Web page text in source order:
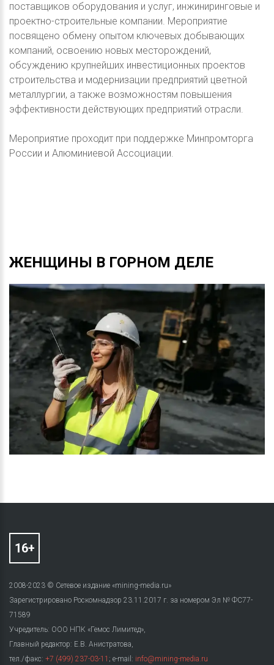
поставщиков оборудования и услуг, инжиниринговые и
проектно-строительные компании. Мероприятие
посвящено обмену опытом ключевых добывающих
компаний, освоению новых месторождений,
обсуждению крупнейших инвестиционных проектов
строительства и модернизации предприятий цветной
металлургии, а также возможностям повышения
эффективности действующих предприятий отрасли.
Мероприятие проходит при поддержке Минпромторга
России и Алюминиевой Ассоциации.
ЖЕНЩИНЫ В ГОРНОМ ДЕЛЕ
2008-2023 © Сетевое издание «mining-media.ru»
Зарегистрировано Роскомнадзор 23.11.2017 г. за номером Эл № ФС77-
71589
Учредитель: ООО НПК «Гемос Лимитед»,
Главный редактор: Е.В. Анистратова,
тел./факс: +7 (499) 237-03-11 ; e-mail: info@mining-media.ru